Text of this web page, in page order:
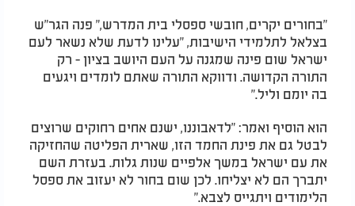
"בחורים יקרים, חובשי ספסלי בית המדרש," פנה הגר"ש
בצלאל לתלמידי הישיבות, "עלינו לדעת שלא נשאר לעם
ישראל שום פינה שמגנה על העם היושב בציון - רק
התורה הקדושה. ודווקא התורה שאתם לומדים ויגעים
בה יומם וליל."
הוא הוסיף ואמר: "לדאבוננו, ישנם אחים רחוקים שרוצים
לבטל גם את פינת החמד הזו, שארית הפליטה שהחזיקה
את עם ישראל במשך אלפיים שנות גלות. בעזרת השם
יתברך הם לא יצליחו. לכן שום בחור לא יעזוב את ספסל
הלימודים ויתגייס לצבא."